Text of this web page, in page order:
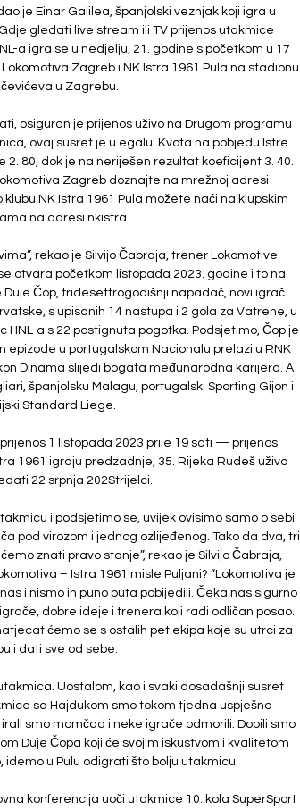
je Einar Galilea, španjolski veznjak koji igra u
gledati live stream ili TV prijenos utakmice
a igra se u nedjelju, 21. godine s početkom u 17
Zagreb i NK Istra 1961 Pula na stadionu
u Zagrebu.
osiguran je prijenos uživo na Drugom programu
ovaj susret je u egalu. Kvota na pobjedu Istre
2. 80, dok je na neriješen rezultat koeficijent 3. 40.
Zagreb doznajte na mrežnoj adresi
NK Istra 1961 Pula možete naći na klupskim
na adresi nkistra.
rekao je Silvijo Čabraja, trener Lokomotive.
otvara početkom listopada 2023. godine i to na
Čop, tridesettrogodišnji napadač, novi igrač
s upisanih 14 nastupa i 2 gola za Vatrene, u
HNL-a s 22 postignuta pogotka. Podsjetimo, Čop je
epizode u portugalskom Nacionalu prelazi u RNK
Dinama slijedi bogata međunarodna karijera. A
španjolsku Malagu, portugalski Sporting Gijon i
Standard Liege.
prijenos 1 listopada 2023 prije 19 sati — prijenos
1961 igraju predzadnje, 35. Rijeka Rudeš uživo
22 srpnja 202Strijelci.
i podsjetimo se, uvijek ovisimo samo o sebi.
pod virozom i jednog ozlijeđenog. Tako da dva, tri
znati pravo stanje”, rekao je Silvijo Čabraja,
– Istra 1961 misle Puljani? “Lokomotiva je
i nismo ih puno puta pobijedili. Čeka nas sigurno
dobre ideje i trenera koji radi odličan posao.
ćemo se s ostalih pet ekipa koje su utrci za
i dati sve od sebe.
Uostalom, kao i svaki dosadašnji susret
sa Hajdukom smo tokom tjedna uspješno
smo momčad i neke igrače odmorili. Dobili smo
Duje Čopa koji će svojim iskustvom i kvalitetom
idemo u Pulu odigrati što bolju utakmicu.
konferencija uoči utakmice 10. kola SuperSport